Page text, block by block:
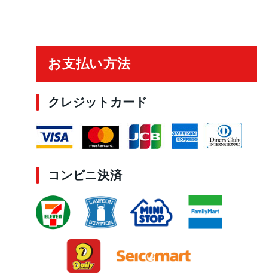
お支払い方法
クレジットカード
コンビニ決済